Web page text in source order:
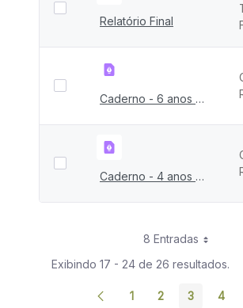
Relatório Final
Caderno - 6 anos Recuperacao Rio Doce
Caderno - 4 anos Recuperacao Rio Doce
8 Entradas
Exibindo 17 - 24 de 26 resultados.
Página
1 Página
2 Página
3 4